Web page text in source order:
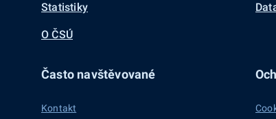
Statistiky
O ČSÚ
Často navštěvované
Kontakt